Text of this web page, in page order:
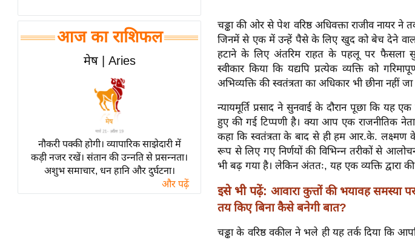
चाय पर
समीक्षा
व्रत
त्योहार
राशिफल
विशेष
आज का राशिफल
मेष | Aries
नौकरी पक्की होगी। व्यापारिक साझेदारी में
कड़ी नजर रखें। संतान की उन्नति से प्रसन्नता।
अशुभ समाचार, धन हानि और दुर्घटना।
और पढ़ें
चड्ढा की ओर से पेश वरिष्ठ अधिवक्ता राजीव नायर ने
जिनमें से एक में उन्हें पैसे के लिए खुद को बेच देने वाला
हटाने के लिए अंतरिम राहत के पहलू पर फैसला
स्वीकार किया कि यद्यपि प्रत्येक व्यक्ति को
अभिव्यक्ति की स्वतंत्रता का अधिकार भी छीना नहीं
न्यायमूर्ति प्रसाद ने सुनवाई के दौरान पूछा कि यह
हुए की गई टिप्पणी है। क्या आप एक राजनीतिक
कहा कि स्वतंत्रता के बाद से ही हम आर.के.
रूप से लिए गए निर्णयों की विभिन्न तरीकों से
भी बढ़ गया है। लेकिन अंततः, यह एक व्यक्ति द्वारा
इसे भी पढ़ें: आवारा कुत्तों की भयावह समस्या
तय किए बिना कैसे बनेगी बात?
चड्ढा के वरिष्ठ वकील ने भले ही यह तर्क दिया कि